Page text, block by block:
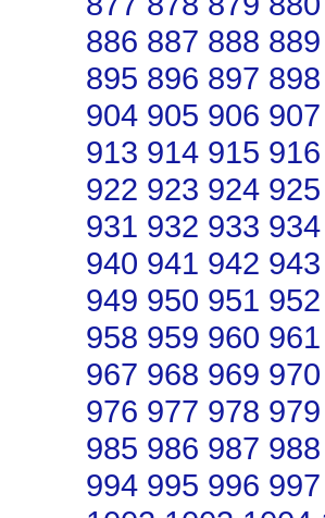
886 887 888 889
895 896 897 898
904 905 906 907
913 914 915 916
922 923 924 925
931 932 933 934
940 941 942 943
949 950 951 952
958 959 960 961
967 968 969 970
976 977 978 979
985 986 987 988
994 995 996 997